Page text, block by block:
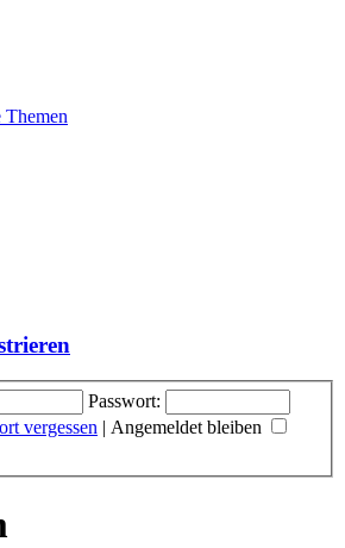
Themen
Passwort:
vergessen | Angemeldet bleiben